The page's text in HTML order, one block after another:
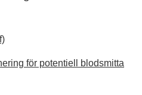
för potentiell blodsmitta